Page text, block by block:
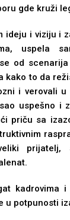
gde kruži
ideju i viziju i
uspela
od
kako to da
i verovali
uspešno i
priču sa
prijatelј,
kadrovima
u potpunosti